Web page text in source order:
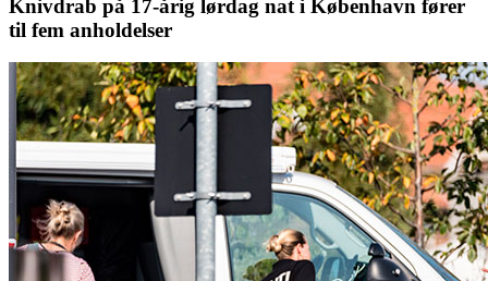
Knivdrab på 17-årig lørdag nat i København fører
til fem anholdelser